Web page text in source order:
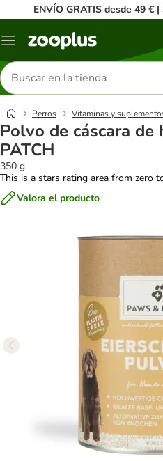
ENVÍO GRATIS desde 49 €
Menú
Buscar
productos
Perros Vitaminas y
Polvo de cáscara de
PATCH
350 g
This is a stars rating area from zero
Valora el producto